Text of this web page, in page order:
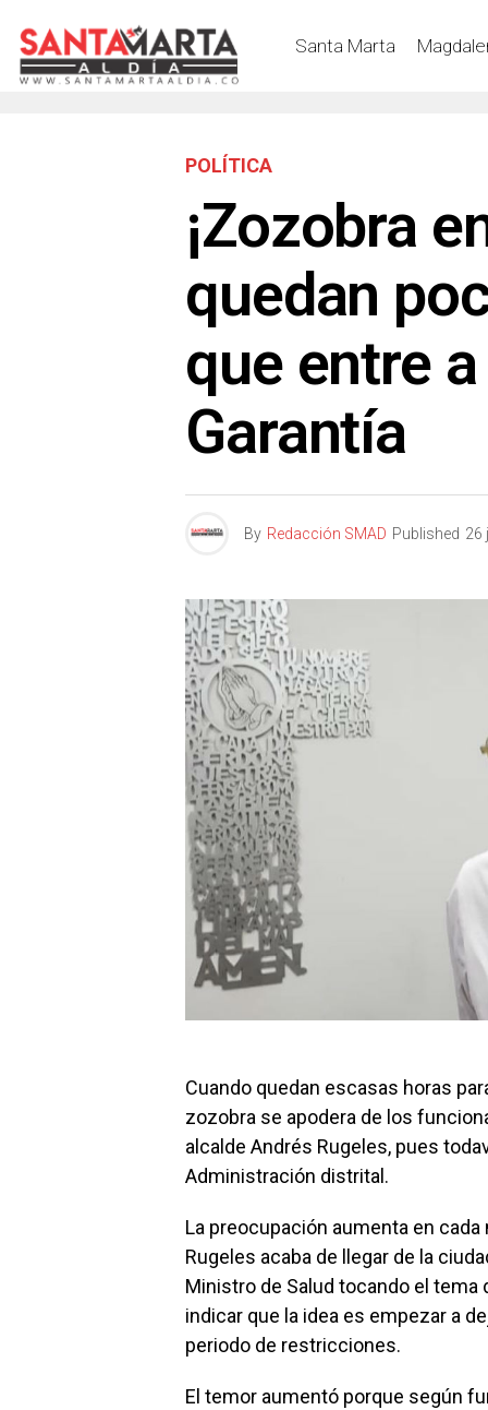
Santa Marta
POLÍTICA
¡Zozobra
quedan
que entre
Garantía
By Redacción SMAD Published 26
Cuando quedan escasas horas
zozobra se apodera de los
alcalde Andrés Rugeles, pues
Administración distrital.
La preocupación aumenta en
Rugeles acaba de llegar de la
Ministro de Salud tocando el
indicar que la idea es empezar a
periodo de restricciones.
El temor aumentó porque según